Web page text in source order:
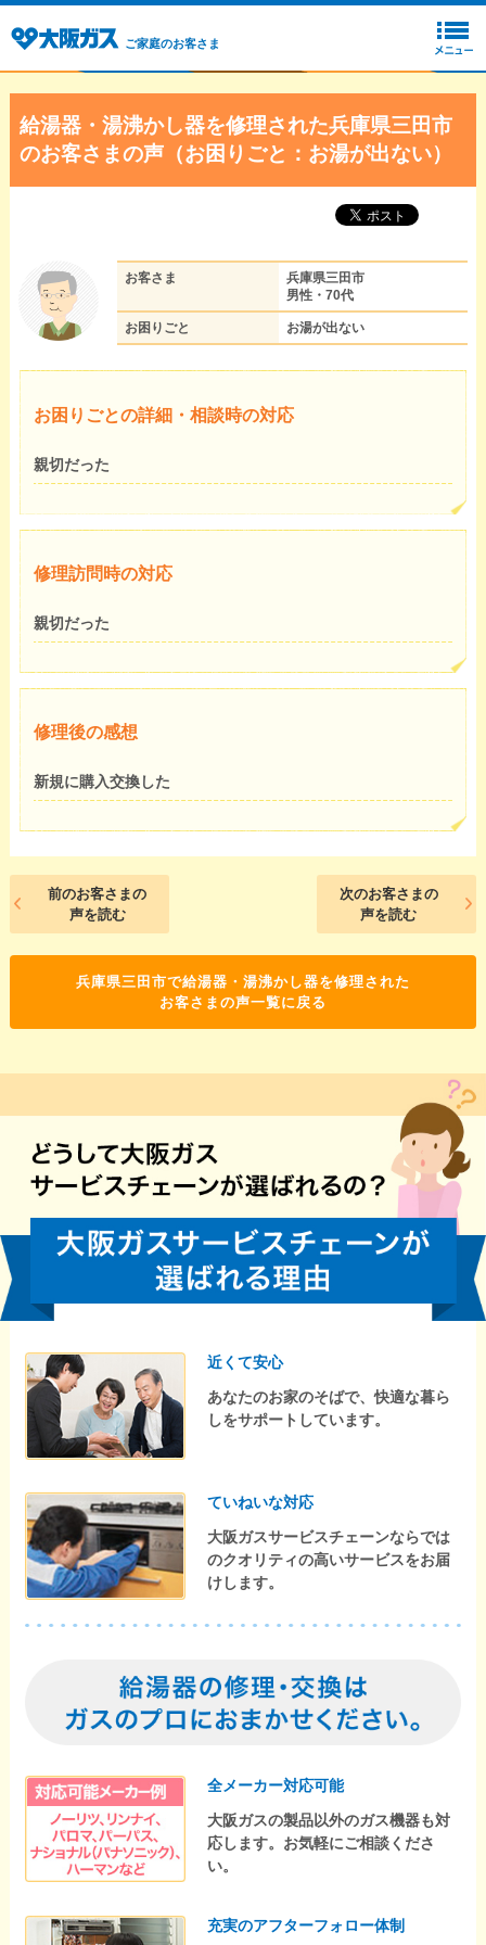
ご家庭のお客さま
給湯器・湯沸かし器を修理された兵庫県三田市
のお客さまの声（お困りごと：お湯が出ない）
お客さま
兵庫県三田市
男性・70代
お困りごと お湯が出ない
お困りごとの詳細・相談時の対応
親切だった
修理訪問時の対応
親切だった
修理後の感想
新規に購入交換した
前のお客さまの
声を読む
次のお客さまの
声を読む
兵庫県三田市で給湯器・湯沸かし器を修理された
お客さまの声一覧に戻る
近くて安心
あなたのお家のそばで、快適な暮ら
しをサポートしています。
ていねいな対応
大阪ガスサービスチェーンならでは
のクオリティの高いサービスをお届
けします。
全メーカー対応可能
大阪ガスの製品以外のガス機器も対
応します。お気軽にご相談くださ
い。
充実のアフターフォロー体制